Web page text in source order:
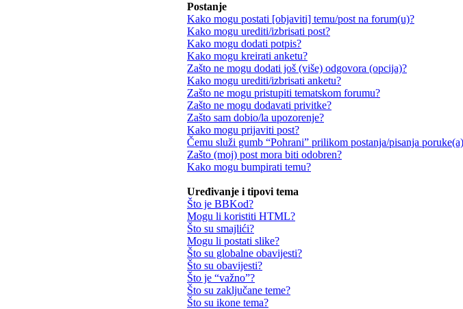
Postanje
Kako mogu postati [objaviti] temu/post na forum(u)?
Kako mogu urediti/izbrisati post?
Kako mogu dodati potpis?
Kako mogu kreirati anketu?
Zašto ne mogu dodati još (više) odgovora (opcija)?
Kako mogu urediti/izbrisati anketu?
Zašto ne mogu pristupiti tematskom forumu?
Zašto ne mogu dodavati privitke?
Zašto sam dobio/la upozorenje?
Kako mogu prijaviti post?
Čemu služi gumb “Pohrani” prilikom postanja/pisanja
Zašto (moj) post mora biti odobren?
Kako mogu bumpirati temu?
Uređivanje i tipovi tema
Što je BBKod?
Mogu li koristiti HTML?
Što su smajlići?
Mogu li postati slike?
Što su globalne obavijesti?
Što su obavijesti?
Što je “važno”?
Što su zaključane teme?
Što su ikone tema?